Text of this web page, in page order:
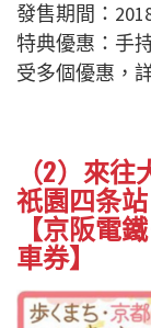
發售期間：
特典優惠：手
受多個優惠，
（2）來
祇園四条站
【京阪電
車券】